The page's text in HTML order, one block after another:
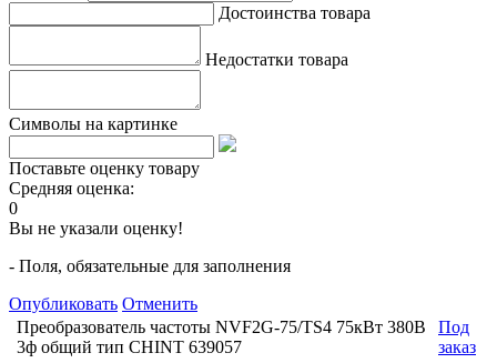
Достоинства товара
Недостатки товара
Символы на картинке
Поставьте оценку товару
Средняя оценка:
0
Вы не указали оценку!
- Поля, обязательные для заполнения
Опубликовать Отменить
Преобразователь частоты NVF2G-75/TS4 75кВт 380В
3ф общий тип CHINT 639057
Под
заказ